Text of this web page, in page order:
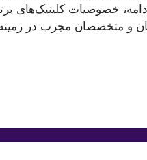
خصوصیات کلینیک‌های
و متخصصان مجرب در